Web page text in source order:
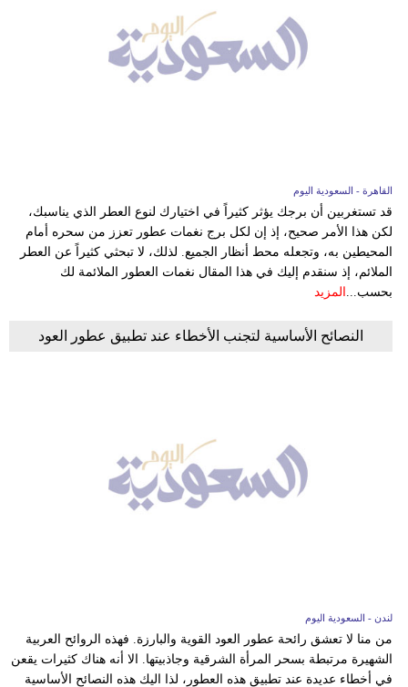
القاهرة - السعودية اليوم
قد تستغربين أن برجك يؤثر كثيراً في اختيارك لنوع العطر الذي يناسبك،
لكن هذا الأمر صحيح، إذ إن لكل برج نغمات عطور تعزز من سحره أمام
المحيطين به، وتجعله محط أنظار الجميع. لذلك، لا تبحثي كثيراً عن العطر
الملائم، إذ سنقدم إليك في هذا المقال نغمات العطور الملائمة لك
بحسب... المزيد
النصائح الأساسية لتجنب الأخطاء عند تطبيق عطور العود
لندن - السعودية اليوم
من منا لا تعشق رائحة عطور العود القوية والبارزة. فهذه الروائح العربية
الشهيرة مرتبطة بسحر المرأة الشرقية وجاذبيتها. الا أنه هناك كثيرات يقعن
في أخطاء عديدة عند تطبيق هذه العطور، لذا اليك هذه النصائح الأساسية